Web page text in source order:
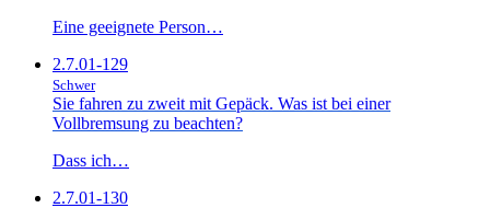
Eine geeignete Person…
2.7.01-129
Schwer
Sie fahren zu zweit mit Gepäck. Was ist bei einer
Vollbremsung zu beachten?
Dass ich…
2.7.01-130